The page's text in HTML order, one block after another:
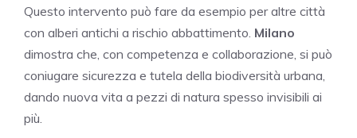
Questo intervento può fare da esempio per altre città
con alberi antichi a rischio abbattimento. Milano
dimostra che, con competenza e collaborazione, si può
coniugare sicurezza e tutela della biodiversità urbana,
dando nuova vita a pezzi di natura spesso invisibili ai
più.